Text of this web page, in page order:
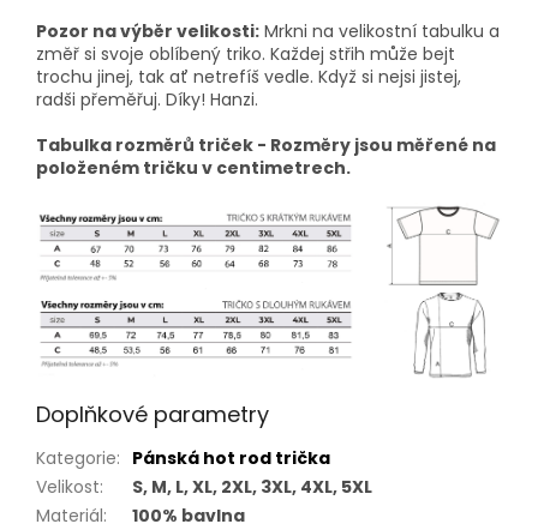
Pozor na výběr velikosti: Mrkni na velikostní tabulku a
změř si svoje oblíbený triko. Každej střih může bejt
trochu jinej, tak ať netrefíš vedle. Když si nejsi jistej,
radši přeměřuj. Díky! Hanzi.
Tabulka rozměrů triček - Rozměry jsou měřené na
položeném tričku v centimetrech.
Doplňkové parametry
Kategorie: Pánská hot rod trička
Velikost:
S, M, L, XL, 2XL, 3XL, 4XL, 5XL
Materiál:
100% bavlna